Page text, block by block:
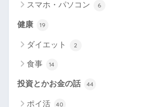
スマホ・パソコン 6
健康 19
ダイエット 2
食事 14
投資とかお金の話 44
ポイ活 40